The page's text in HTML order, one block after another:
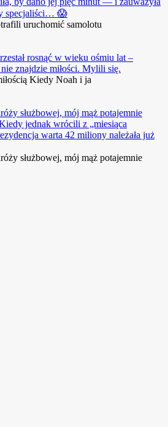
specjaliści… 😱
uruchomić samolotu
rosnąć w wieku ośmiu lat –
znajdzie miłości. Mylili się.
Kiedy Noah i ja
służbowej, mój mąż potajemnie
jednak wrócili z „miesiąca
warta 42 miliony należała już
służbowej, mój mąż potajemnie